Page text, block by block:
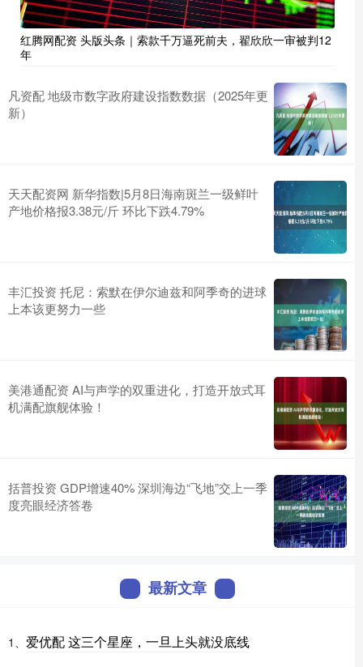
红腾网配资 头版头条｜索款千万逼死前夫，翟欣欣一审被判12
年
凡资配 地级市数字政府建设指数数据（2025年更
新）
天天配资网 新华指数|5月8日海南斑兰一级鲜叶
产地价格报3.38元/斤 环比下跌4.79%
丰汇投资 托尼：索默在伊尔迪兹和阿季奇的进球
上本该更努力一些
美港通配资 AI与声学的双重进化，打造开放式耳
机满配旗舰体验！
括普投资 GDP增速40% 深圳海边“飞地”交上一季
度亮眼经济答卷
最新文章
1、 爱优配 这三个星座，一旦上头就没底线